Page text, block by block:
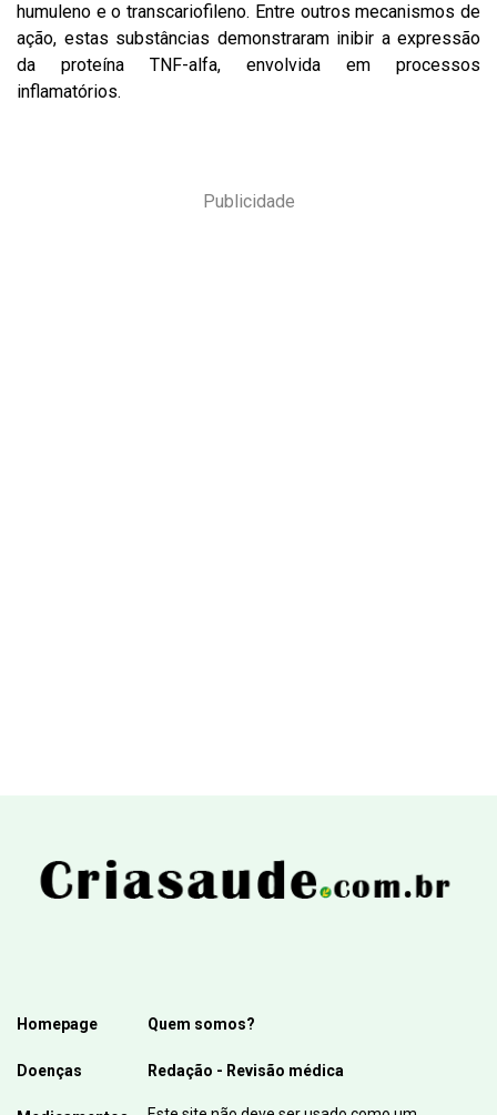
humuleno e o transcariofileno. Entre outros mecanismos de
ação, estas substâncias demonstraram inibir a expressão
da proteína TNF-alfa, envolvida em processos
inflamatórios.
Publicidade
Homepage
Doenças
Quem somos?
Redação - Revisão médica